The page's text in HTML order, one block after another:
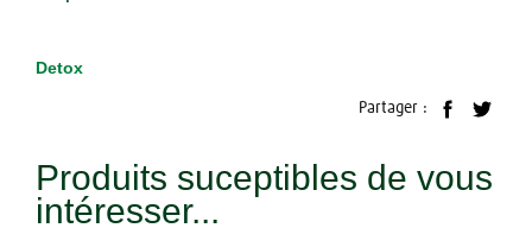
Detox
Partager :
Produits suceptibles de vous
intéresser...